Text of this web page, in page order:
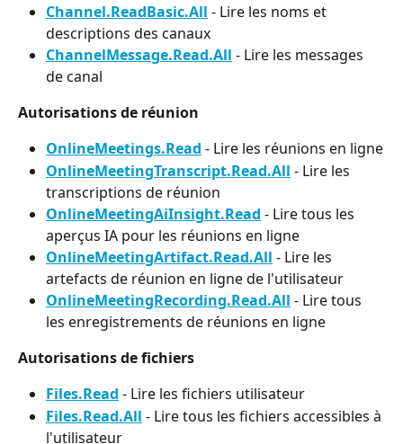
Channel.ReadBasic.All - Lire les noms et
descriptions des canaux
ChannelMessage.Read.All - Lire les messages
de canal
Autorisations de réunion
OnlineMeetings.Read - Lire les réunions en ligne
OnlineMeetingTranscript.Read.All - Lire les
transcriptions de réunion
OnlineMeetingAiInsight.Read - Lire tous les
aperçus IA pour les réunions en ligne
OnlineMeetingArtifact.Read.All - Lire les
artefacts de réunion en ligne de l'utilisateur
OnlineMeetingRecording.Read.All - Lire tous
les enregistrements de réunions en ligne
Autorisations de fichiers
Files.Read - Lire les fichiers utilisateur
Files.Read.All - Lire tous les fichiers accessibles à
l'utilisateur